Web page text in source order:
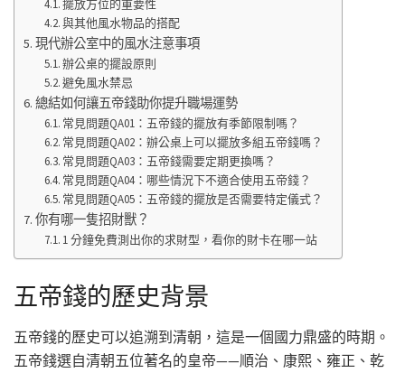
擺放方位的重要性
與其他風水物品的搭配
現代辦公室中的風水注意事項
辦公桌的擺設原則
避免風水禁忌
總結如何讓五帝錢助你提升職場運勢
常見問題QA01：五帝錢的擺放有季節限制嗎？
常見問題QA02：辦公桌上可以擺放多組五帝錢嗎？
常見問題QA03：五帝錢需要定期更換嗎？
常見問題QA04：哪些情況下不適合使用五帝錢？
常見問題QA05：五帝錢的擺放是否需要特定儀式？
你有哪一隻招財獸？
1 分鐘免費測出你的求財型，看你的財卡在哪一站
五帝錢的歷史背景
五帝錢的歷史可以追溯到清朝，這是一個國力鼎盛的時期。
五帝錢選自清朝五位著名的皇帝——順治、康熙、雍正、乾